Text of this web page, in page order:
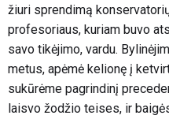
žiuri sprendimą
profesoriaus, kuriam buvo
savo tikėjimo, vardu.
metus, apėmė kelionę į
sukūrėme pagrindinį
laisvo žodžio teises, ir